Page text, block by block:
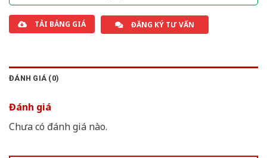
TẢI BẢNG GIÁ ĐĂNG KÝ TƯ VẤN
ĐÁNH GIÁ (0)
Đánh giá
Chưa có đánh giá nào.